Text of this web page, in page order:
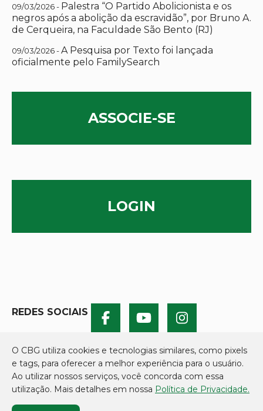
09/03/2026 - Palestra “O Partido Abolicionista e os
negros após a abolição da escravidão”, por Bruno A.
de Cerqueira, na Faculdade São Bento (RJ)
09/03/2026 -A Pesquisa por Texto foi lançada
oficialmente pelo FamilySearch
ASSOCIE-SE
LOGIN
REDES SOCIAIS
O CBG utiliza cookies e tecnologias similares, como pixels
e tags, para oferecer a melhor experiência para o usuário.
Ao utilizar nossos serviços, você concorda com essa
utilização. Mais detalhes em nossa Política de Privacidade.